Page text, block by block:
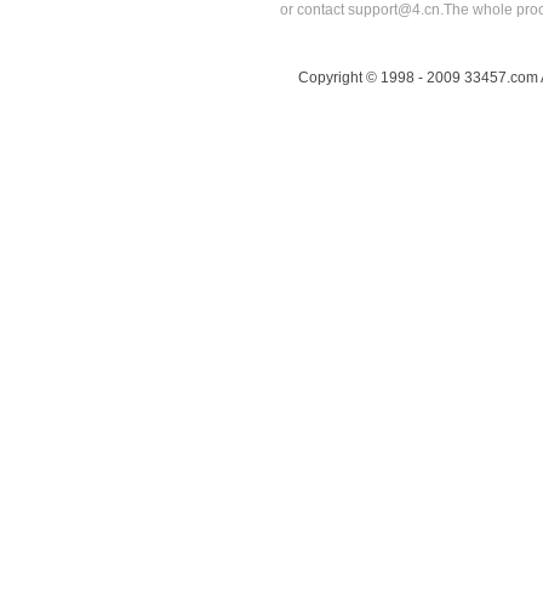
or contact support@4.cn.The whole
Copyright © 1998 - 2009 33457.com